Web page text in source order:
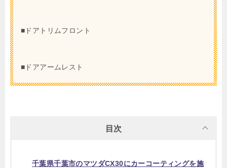
■ドアトリムフロント
■ドアアームレスト
目次
千葉県千葉市のマツダCX30にカーコーティングを施